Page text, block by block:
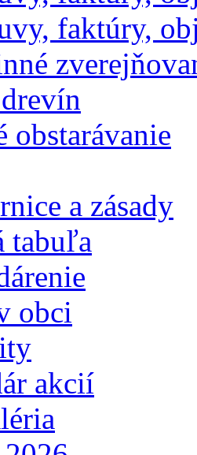
faktúry,
obstarávanie
a zásady
tabuľa
obci
akcií